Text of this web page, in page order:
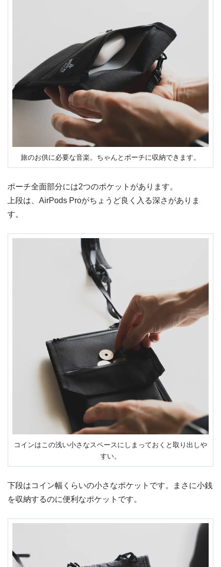
旅のお供に必要な音楽。ちゃんとポーチに収納できます。
ポーチ全面部分には2つのポケットがあります。
上段は、AirPods Proがちょうど良く入る深さがありま
す。
コインはこの浅い小さなスペースにしまっておくと取り出しや
すい。
下段はコイン幅くらいの小さなポケットです。まさに小銭
を収納するのに便利なポケットです。